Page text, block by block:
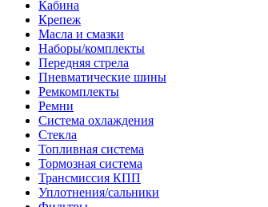
Кабина
Крепеж
Масла и смазки
Наборы/комплекты
Передняя стрела
Пневматические шины
Ремкомплекты
Ремни
Система охлаждения
Стекла
Топливная система
Тормозная система
Трансмиссия КПП
Уплотнения/сальники